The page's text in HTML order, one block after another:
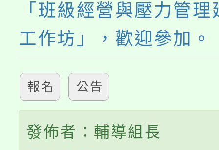
「班級經營與壓力管
工作坊」，歡迎參加。
報名 公告
發佈者：輔導組長